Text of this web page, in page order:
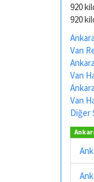
920
920
Van
Van
Van
Diğer